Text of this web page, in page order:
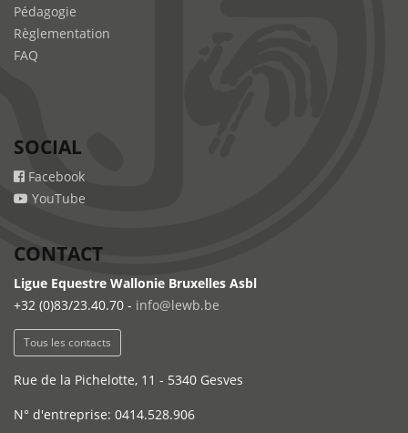
Pédagogie
Règlementation
FAQ
SOCIAL
Facebook
YouTube
CONTACT
Ligue Equestre Wallonie Bruxelles Asbl
+32 (0)83/23.40.70 - info@lewb.be
Tous les contacts
Rue de la Pichelotte, 11 - 5340 Gesves
N° d'entreprise: 0414.528.906